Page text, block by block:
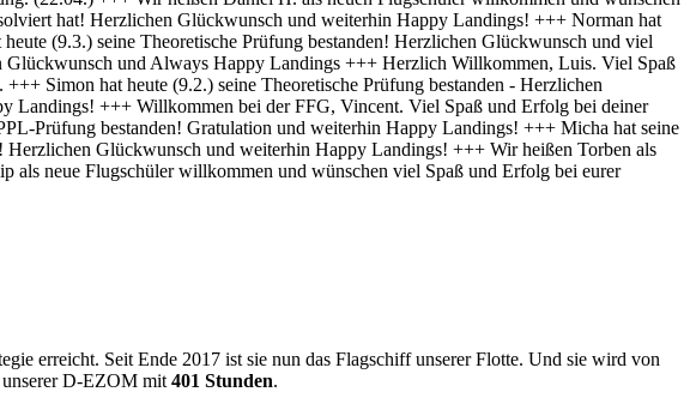
erreicht. Seit Ende 2017 ist sie nun das Flagschiff unserer Flotte. Und sie wird von
D-EZOM mit 401 Stunden.